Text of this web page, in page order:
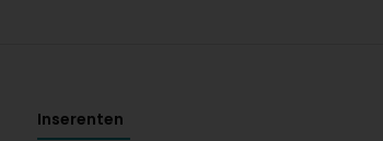
Inserenten